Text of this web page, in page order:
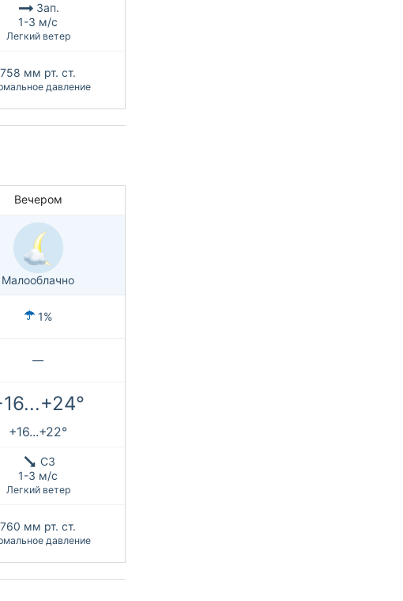
Зап.
1-3 м/с
Легкий ветер
758 мм рт. ст.
давление
Вечером
Малооблачно
1%
—
+16...+22°
СЗ
1-3 м/с
Легкий ветер
760 мм рт. ст.
давление